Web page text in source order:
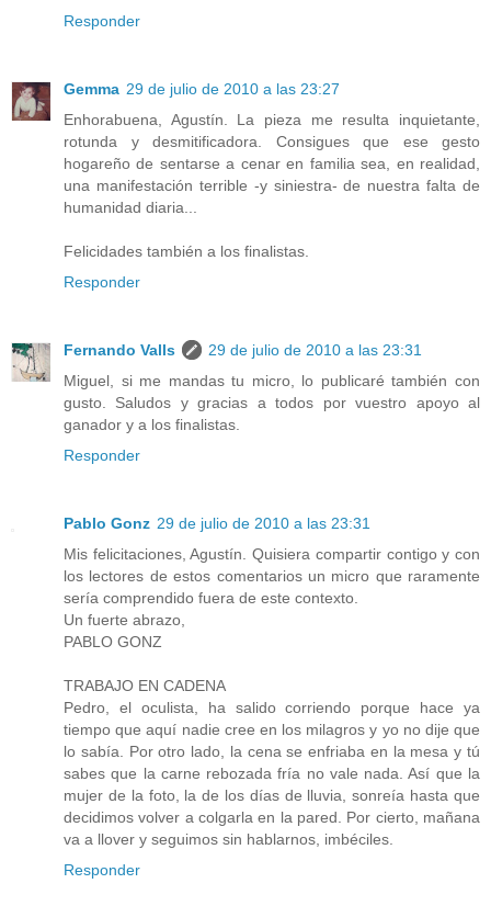
Responder
Gemma 29 de julio de 2010 a las 23:27
Enhorabuena, Agustín. La pieza me resulta inquietante,
rotunda y desmitificadora. Consigues que ese gesto
hogareño de sentarse a cenar en familia sea, en realidad,
una manifestación terrible -y siniestra- de nuestra falta de
humanidad diaria...
Felicidades también a los finalistas.
Responder
Fernando Valls
29 de julio de 2010 a las 23:31
Miguel, si me mandas tu micro, lo publicaré también con
gusto. Saludos y gracias a todos por vuestro apoyo al
ganador y a los finalistas.
Responder
Pablo Gonz 29 de julio de 2010 a las 23:31
Mis felicitaciones, Agustín. Quisiera compartir contigo y con
los lectores de estos comentarios un micro que raramente
sería comprendido fuera de este contexto.
Un fuerte abrazo,
PABLO GONZ
TRABAJO EN CADENA
Pedro, el oculista, ha salido corriendo porque hace ya
tiempo que aquí nadie cree en los milagros y yo no dije que
lo sabía. Por otro lado, la cena se enfriaba en la mesa y tú
sabes que la carne rebozada fría no vale nada. Así que la
mujer de la foto, la de los días de lluvia, sonreía hasta que
decidimos volver a colgarla en la pared. Por cierto, mañana
va a llover y seguimos sin hablarnos, imbéciles.
Responder